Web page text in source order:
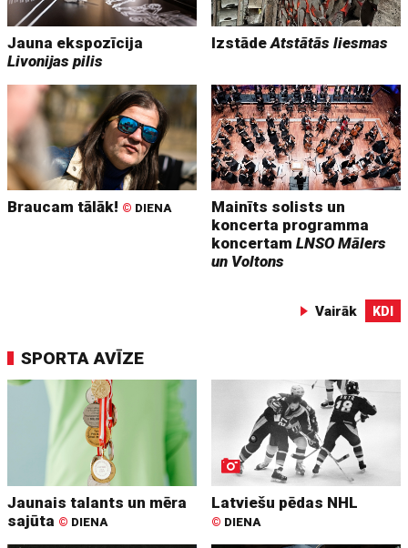
Jauna ekspozīcija
Livonijas pilis
IzstādeAtstātās liesmas
Braucam tālāk! © DIENA
Mainīts solists un
koncerta programma
koncertamLNSO Mālers
un Voltons
Vairāk KDI
SPORTA AVĪZE
Jaunais talants un mēra
sajūta © DIENA
Latviešu pēdas NHL
© DIENA